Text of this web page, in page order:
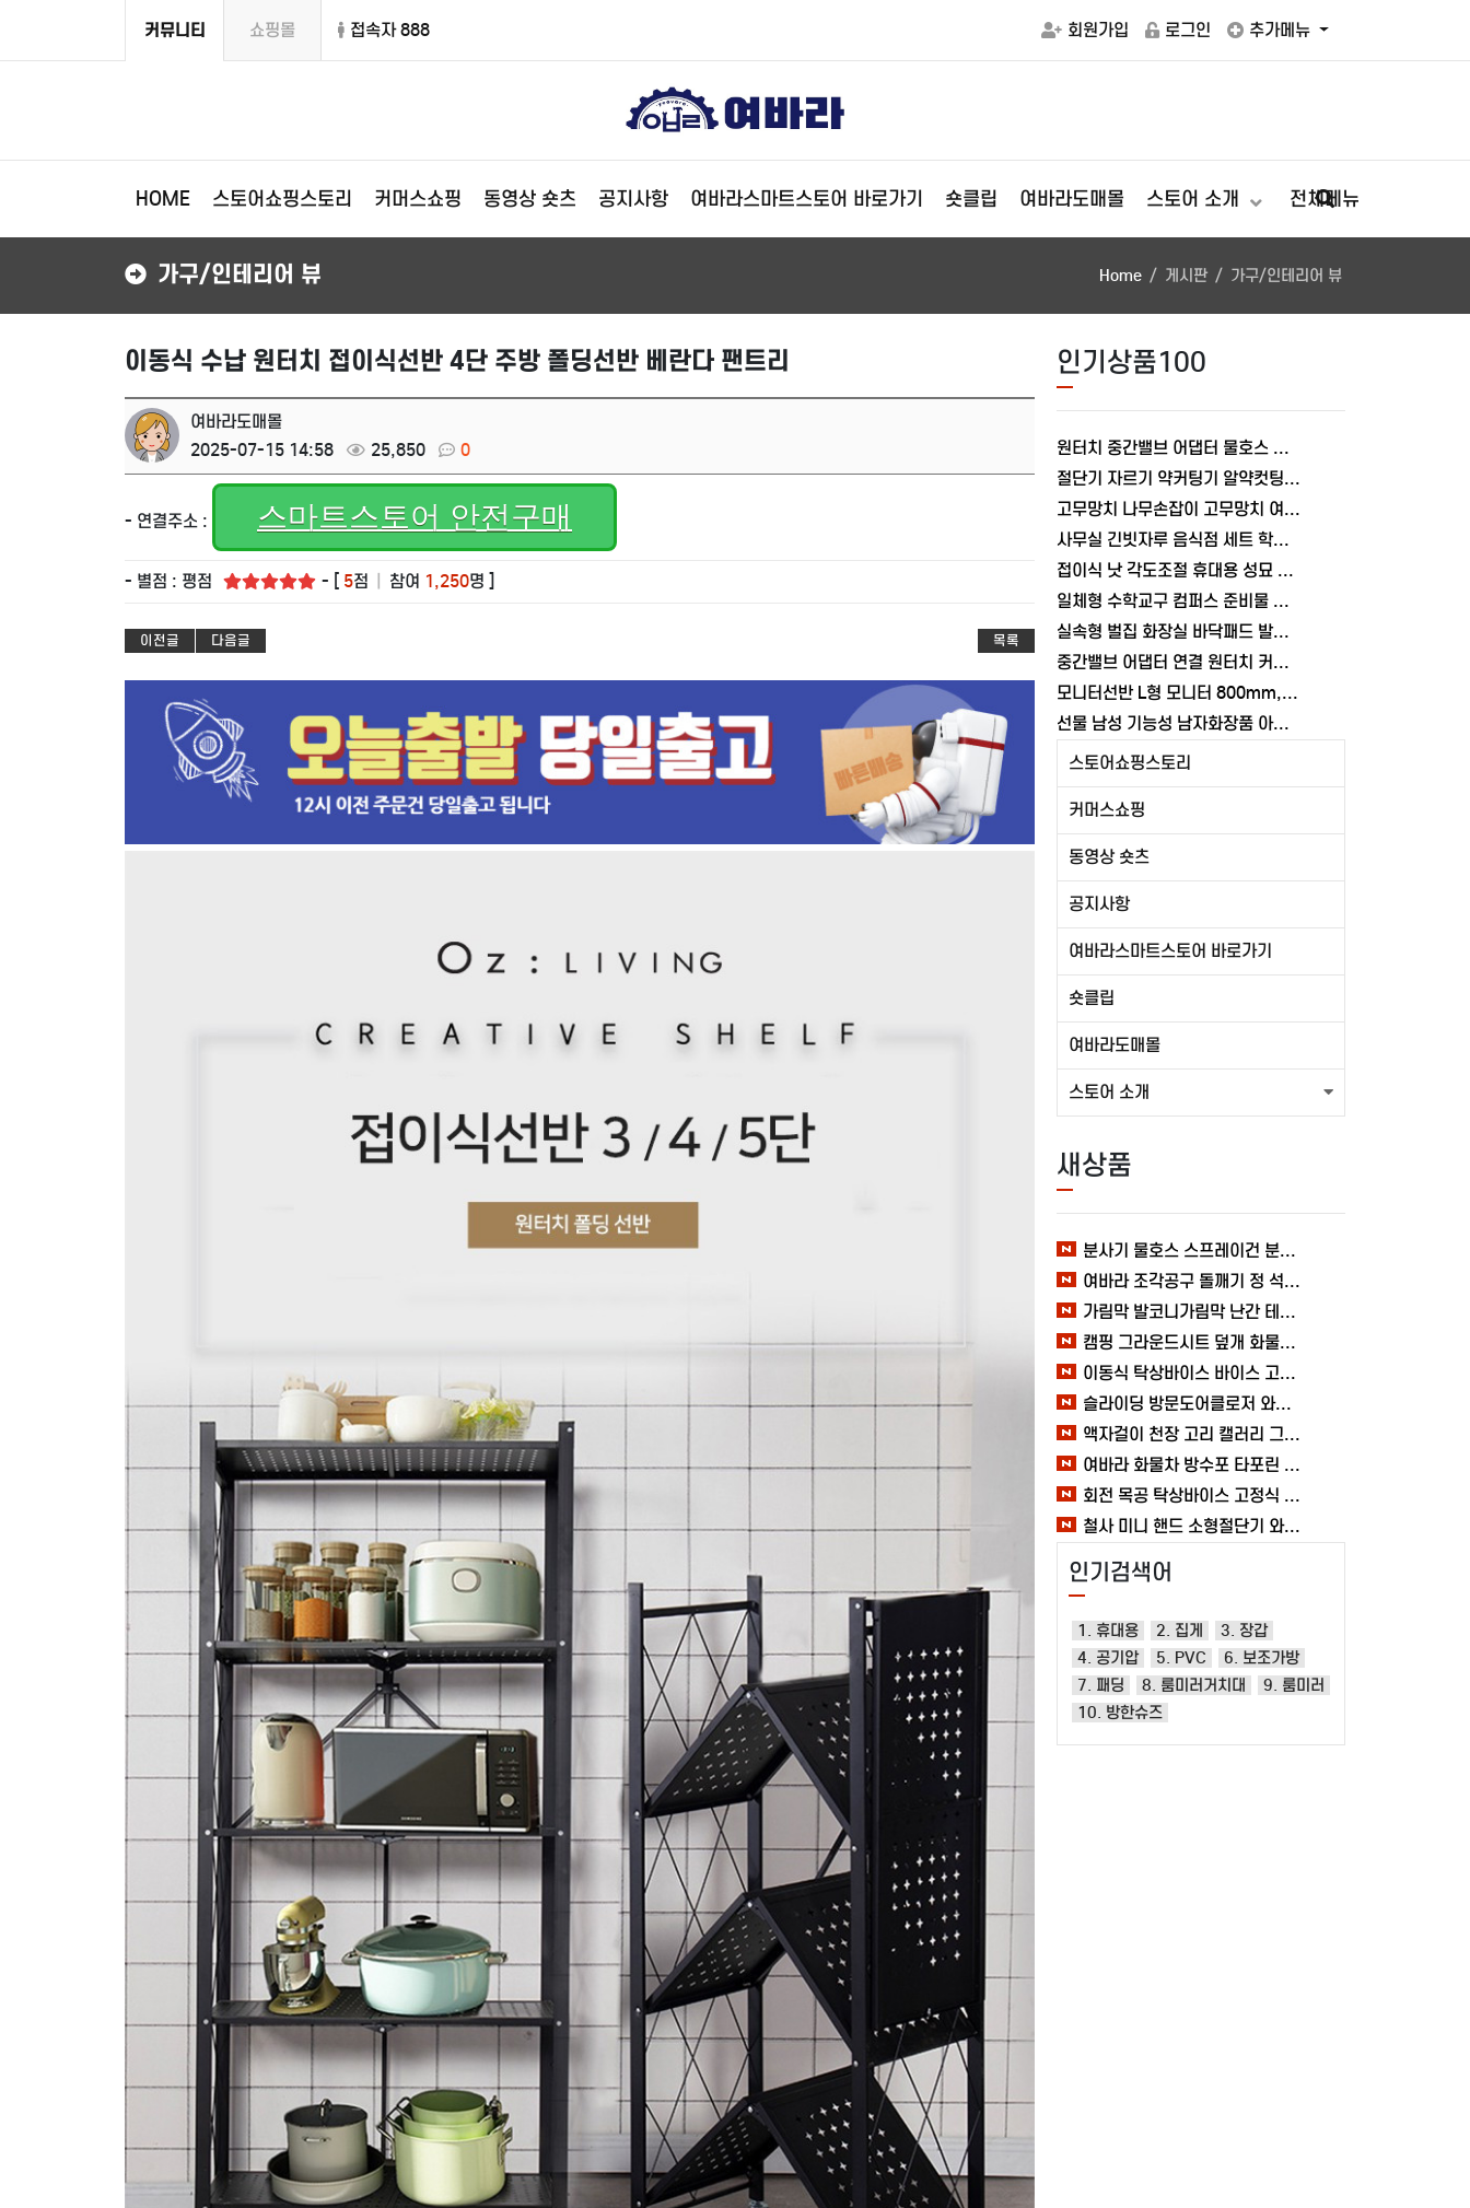
커뮤니티 쇼핑몰 접속자 888 회원가입 로그인 추가메뉴
HOME 스토어쇼핑스토리 커머스쇼핑 동영상 숏츠 공지사항 여바라스마트스토어 바로가기 숏클립 여바라도매몰 스토어 소개 전체메뉴
가구/인테리어 뷰 Home 게시판 가구/인테리어 뷰
이동식 수납 원터치 접이식선반 4단 주방 폴딩선반 베란다 팬트리
여바라도매몰
2025-07-15 14:58
25,850 0
- 연결주소 : 스마트스토어 안전구매
- 별점 : 평점 - [ 5점 참여 1,250명 ]
이전글 다음글 목록
인기상품100
원터치 중간밸브 어댑터 물호스 호스 잠금 배관 커넥터 부속 여바라 연결
절단기 자르기 약커팅기 알약컷팅기 여바라 가위 휴대용
고무망치 나무손잡이 고무망치 여바라 조립용
사무실 긴빗자루 음식점 세트 학원 빗자루 일체형 미용실 업소용 여바라
접이식 낫 각도조절 휴대용 성묘 벌초낫 풀베기 접낫 주말농장 잡초제거 텃밭 여바라
일체형 수학교구 컴퍼스 준비물 학용품 여바라 콤파스 제도
실속형 벌집 화장실 바닥패드 발판 고양이 30x45 모래매트 여바라
중간밸브 어댑터 연결 원터치 커넥터 배관 부속 잠금 여바라 호스 물호스
모니터선반 L형 모니터 800mm, 여바라 2단 화이트 받침대
선물 남성 기능성 남자화장품 아마린 스킨로션 세트
스토어쇼핑스토리
커머스쇼핑
동영상 숏츠
공지사항
여바라스마트스토어 바로가기
숏클립
여바라도매몰
스토어 소개
새상품
분사기 물호스 스프레이건 분사건 청소 베란다 대형 원예용 수도 욕실 여바라
여바라 조각공구 돌깨기 정 석공 250x16mm 조각정 송곳형 손보호
가림막 발코니가림막 난간 테라스 가리개 베란다 다용도 사생활보호 3M 여바라
캠핑 그라운드시트 덮개 화물차 시트 바닥 방수포 여바라 타포린 2X3 블루 텐트
이동식 탁상바이스 바이스 고정작업 클램프 테이블 가공 목공 다양한 60MM 여바라
슬라이딩 방문도어클로저 와이어 미닫이 자동문닫힘 1.2mm 열림방지 무타공 중문 여바라
액자걸이 천장 고리 캘러리 그림걸이 레일 전시회 와이어 미술관 세트 여바라
여바라 화물차 방수포 타포린 시트 바닥 덮개 6X8, 캠핑 텐트 블루 그라운드시트
회전 목공 탁상바이스 고정식 클램프 360도 바이스 여바라 테이블
철사 미니 핸드 소형절단기 와이어 휴대용 철편컷팅기 커터기 절단기 여바라 자물쇠
인기검색어
1. 휴대용 2. 집게
3. 장갑
4. 공기압
5. PVC
6. 보조가방
7. 패딩
8. 룸미러거치대
9. 룸미러
10. 방한슈즈